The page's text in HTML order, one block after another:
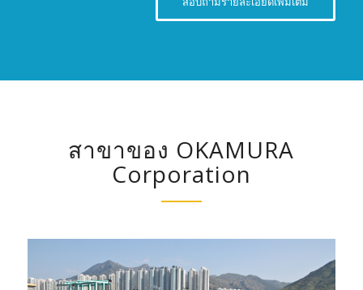
สาขาของ OKAMURA
Corporation